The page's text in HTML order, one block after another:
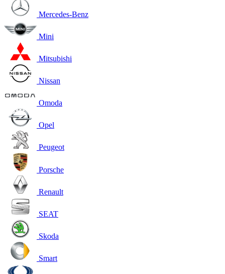
Mercedes-Benz
Mini
Mitsubishi
Nissan
Omoda
Opel
Peugeot
Porsche
Renault
SEAT
Skoda
Smart